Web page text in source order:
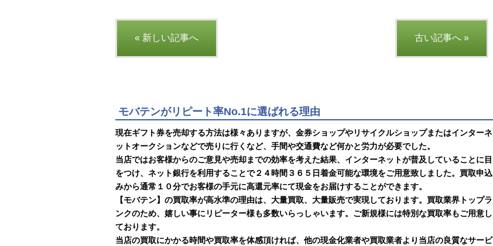
« 新しい記事へ 古い記事へ »
モバテンがリピート率No.1に選ばれる理由
現在ギフト券を売却する方法は様々ありますが、金券ショップやリサイクルショップまたはインターネ
ットオークションなどで売りに行くなど、手間や交通費など何かと労力が必要でした。
当店ではお客様からのご意見や売却までの効率を考えた結果、インターネットが普及していることに目
をつけ、ネット銀行を利用することで２４時間３６５日着金可能な環境をご用意致しました。買取申込
みから通常１０分でお客様の手元に高還元率にて現金をお届けすることができます。
【モバテン】の買取率が高水準の理由は、大量買取、大量販売で実現しております。買取業界トップラ
ンクのため、嬉しい事にリピーター様も多数いらっしゃいます。ご新規様には特別な買取率もご用意し
ております。
当店の買取にかかる時間や買取率を体感頂ければ、他の現金化業者や買取業者より当店の良質なサービ